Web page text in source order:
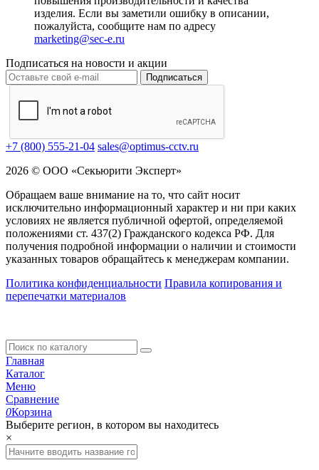
изделия. Если вы заметили ошибку в описании,
пожалуйста, сообщите нам по адресу
marketing@sec-e.ru
Подписаться на новости и акции
Подписаться
+7 (800) 555-21-04 sales@optimus-cctv.ru
2026 © ООО «Секьюрити Эксперт»
Обращаем ваше внимание на то, что сайт носит
исключительно информационный характер и ни при каких
условиях не является публичной офертой, определяемой
положениями ст. 437(2) Гражданского кодекса РФ. Для
получения подробной информации о наличии и стоимости
указанных товаров обращайтесь к менеджерам компании.
Политика конфиденциальности Правила копирования и
перепечатки материалов
Главная
Каталог
Меню
Сравнение
0Корзина
Выберите регион, в котором вы находитесь
×